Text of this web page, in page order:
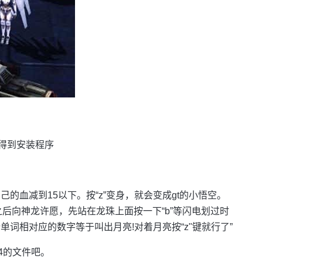
到安装程序
的血减到15以下。按“z”变身，就会变成gt的小悟空。
向神龙许愿，先站在龙珠上面按一下“b”等闪电划过时
词相对应的数字等于叫出月亮!对着月亮按“z"键就行了”
文件吧。